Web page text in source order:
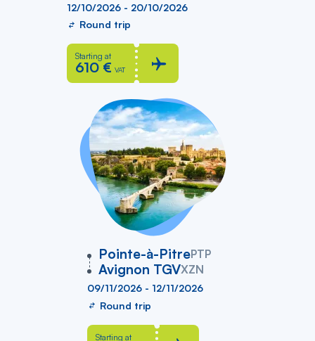
12/10/2026 - 20/10/2026
Round trip
Starting at
610 € VAT
Pointe-à-PitrePTP
vers
Avignon TGVXZN
09/11/2026 - 12/11/2026
Round trip
Starting at